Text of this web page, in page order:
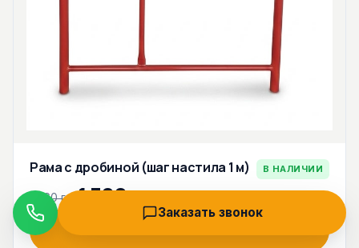
Рама с дробиной (шаг настила 1 м) В НАЛИЧИИ
1 560 грн 1 300 грн
Звонок
Заказать звонок